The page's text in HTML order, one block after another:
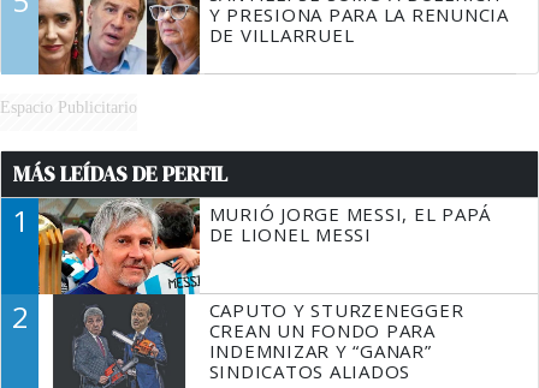
Y PRESIONA PARA LA RENUNCIA
DE VILLARRUEL
Espacio Publicitario
MÁS LEÍDAS DE PERFIL
1
MURIÓ JORGE MESSI, EL PAPÁ
DE LIONEL MESSI
2
CAPUTO Y STURZENEGGER
CREAN UN FONDO PARA
INDEMNIZAR Y “GANAR”
SINDICATOS ALIADOS